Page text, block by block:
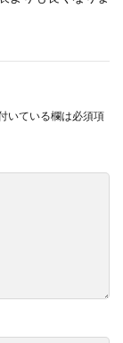
いている欄は必須項